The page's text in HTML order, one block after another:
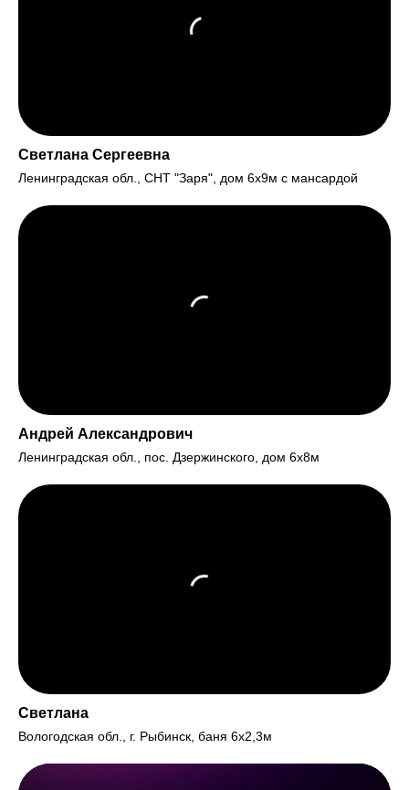
Светлана Сергеевна
Ленинградская обл., СНТ "Заря", дом 6х9м с мансардой
Андрей Александрович
Ленинградская обл., пос. Дзержинского, дом 6х8м
Светлана
Вологодская обл., г. Рыбинск, баня 6х2,3м